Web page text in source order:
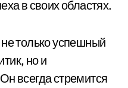
в своих областях.
только успешный
но и
всегда стремится